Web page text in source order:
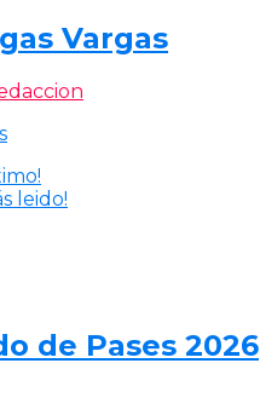
Vargas
leido!
de Pases 2026